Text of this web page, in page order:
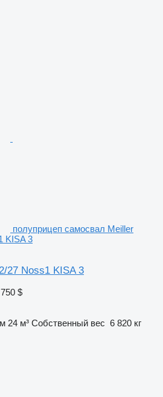
полуприцеп самосвал Meiller
KISA 3
27 Noss1 KISA 3
$
24 м³ Собственный вес 6 820 кг